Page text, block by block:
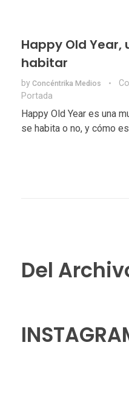
Happy Old
habitar
by Concéntrika Medios
Portada
Happy Old Year es una
se habita o no, y cómo
Del